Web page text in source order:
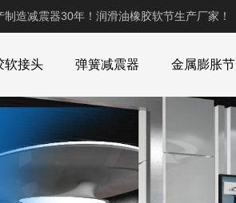
造减震器30年！润滑油橡胶软节生产厂家！
软接头 弹簧减震器 金属膨胀节